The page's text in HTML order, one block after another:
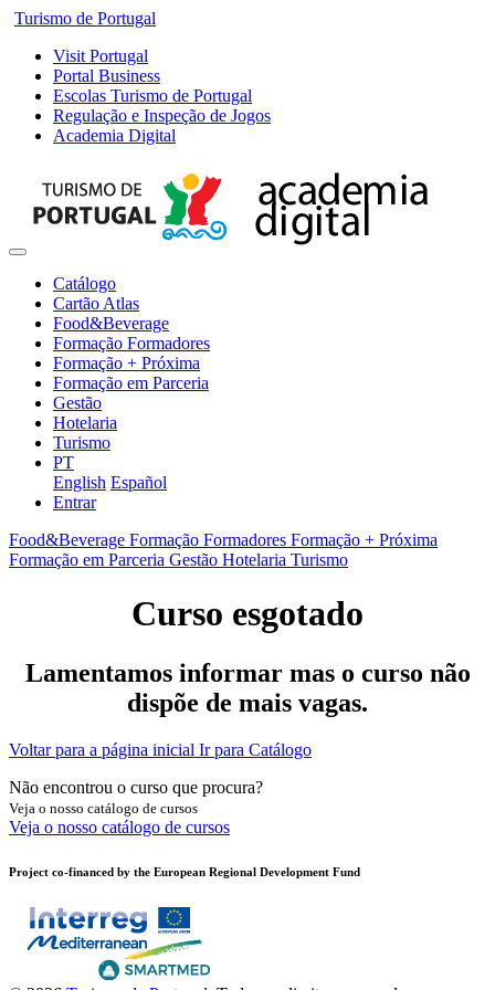
Turismo de Portugal
Visit Portugal
Portal Business
Escolas Turismo de Portugal
Regulação e Inspeção de Jogos
Academia Digital
Catálogo
Cartão Atlas
Food&Beverage
Formação Formadores
Formação + Próxima
Formação em Parceria
Gestão
Hotelaria
Turismo
PT
English Español
Entrar
Food&Beverage Formação Formadores Formação + Próxima
Formação em Parceria Gestão Hotelaria Turismo
Curso esgotado
Lamentamos informar mas o curso não
dispõe de mais vagas.
Voltar para a página inicial Ir para Catálogo
Não encontrou o curso que procura?
Veja o nosso catálogo de cursos
Veja o nosso catálogo de cursos
Project co-financed by the European Regional Development Fund